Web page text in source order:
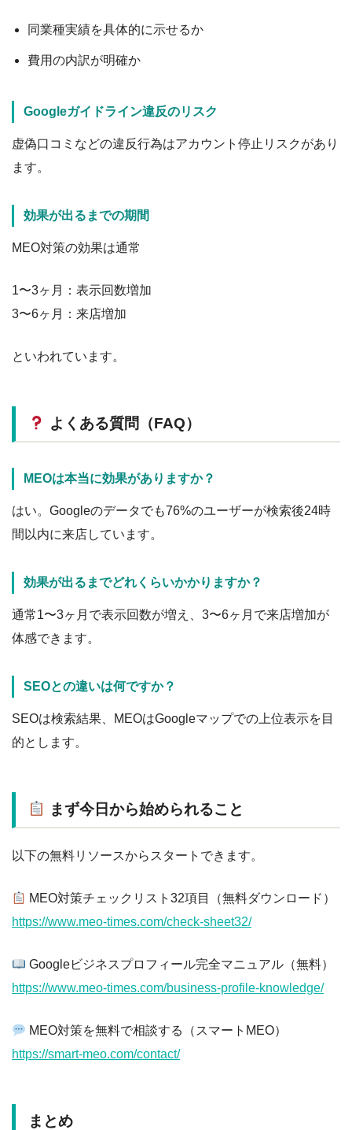
同業種実績を具体的に示せるか
費用の内訳が明確か
Googleガイドライン違反のリスク
虚偽口コミなどの違反行為はアカウント停止リスクがあり
ます。
効果が出るまでの期間
MEO対策の効果は通常
1〜3ヶ月：表示回数増加
3〜6ヶ月：来店増加
といわれています。
よくある質問（FAQ）
MEOは本当に効果がありますか？
はい。Googleのデータでも76%のユーザーが検索後24時
間以内に来店しています。
効果が出るまでどれくらいかかりますか？
通常1〜3ヶ月で表示回数が増え、3〜6ヶ月で来店増加が
体感できます。
SEOとの違いは何ですか？
SEOは検索結果、MEOはGoogleマップでの上位表示を目
的とします。
まず今日から始められること
以下の無料リソースからスタートできます。
MEO対策チェックリスト32項目（無料ダウンロード）
https://www.meo-times.com/check-sheet32/
Googleビジネスプロフィール完全マニュアル（無料）
https://www.meo-times.com/business-profile-knowledge/
MEO対策を無料で相談する（スマートMEO）
https://smart-meo.com/contact/
まとめ